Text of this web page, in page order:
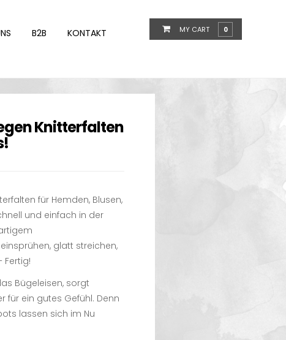
MY CART 0
B2B KONTAKT
Knitterfalten
für Hemden, Blusen,
und einfach in der
glatt streichen,
Fertig!
Bügeleisen, sorgt
für ein gutes Gefühl. Denn
lassen sich im Nu